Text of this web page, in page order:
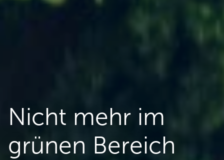
Nicht mehr im
grünen Bereich